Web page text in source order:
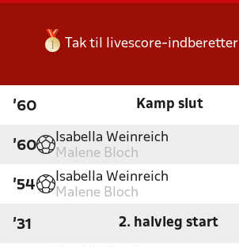
Tak til livescore-indberetter
'60 Kamp slut
'60
Isabella Weinreich
Malene Bloch
'54
Isabella Weinreich
Malene Bloch
'31 2. halvleg start